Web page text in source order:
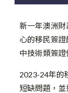
新一年澳洲
心的移民簽
中技術類簽
2023-24年的
短缺問題，